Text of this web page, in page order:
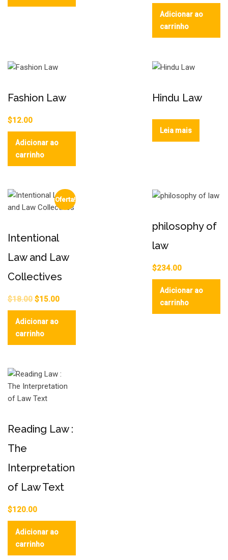
Adicionar ao
carrinho
Fashion Law
$12.00
Adicionar ao
carrinho
Hindu Law
Leia mais
Oferta!
Intentional
Law and Law
Collectives
$18.00 $15.00
Adicionar ao
carrinho
philosophy of
law
$234.00
Adicionar ao
carrinho
Reading Law :
The
Interpretation
of Law Text
$120.00
Adicionar ao
carrinho